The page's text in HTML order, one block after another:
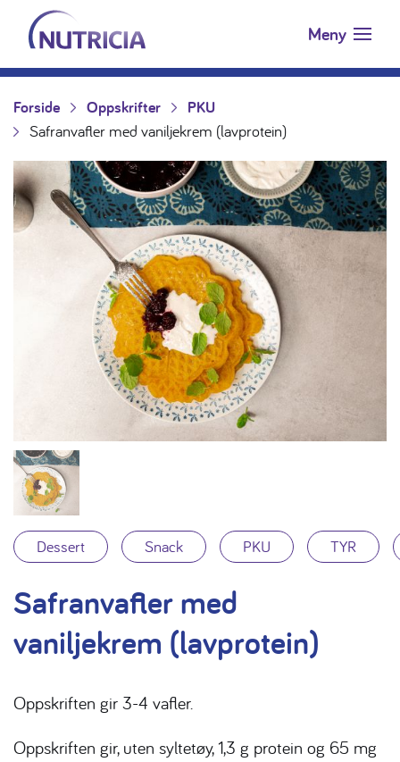
Hopp til innholdet
Nutricia.no Meny
Forside Oppskrifter
PKU
Safranvafler med vaniljekrem (lavprotein)
Dessert Snack PKU TYR
Safranvafler med
vaniljekrem (lavprotein)
Oppskriften gir 3-4 vafler.
Oppskriften gir, uten syltetøy, 1,3 g protein og 65 mg